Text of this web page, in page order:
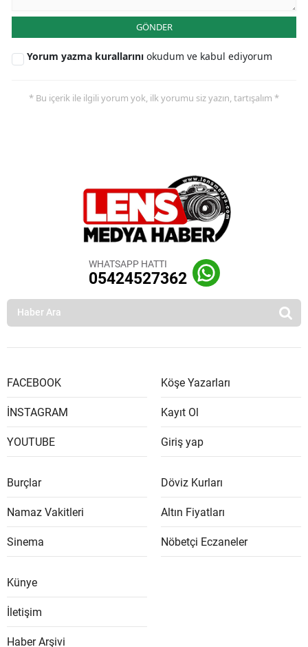
GÖNDER
Yorum yazma kurallarını okudum ve kabul ediyorum
* Bu içerik ile ilgili yorum yok, ilk yorumu siz yazın, tartışalım *
WHATSAPP HATTI
05424527362
FACEBOOK
İNSTAGRAM
YOUTUBE
Köşe Yazarları
Kayıt Ol
Giriş yap
Burçlar
Namaz Vakitleri
Sinema
Döviz Kurları
Altın Fiyatları
Nöbetçi Eczaneler
Künye
İletişim
Haber Arşivi